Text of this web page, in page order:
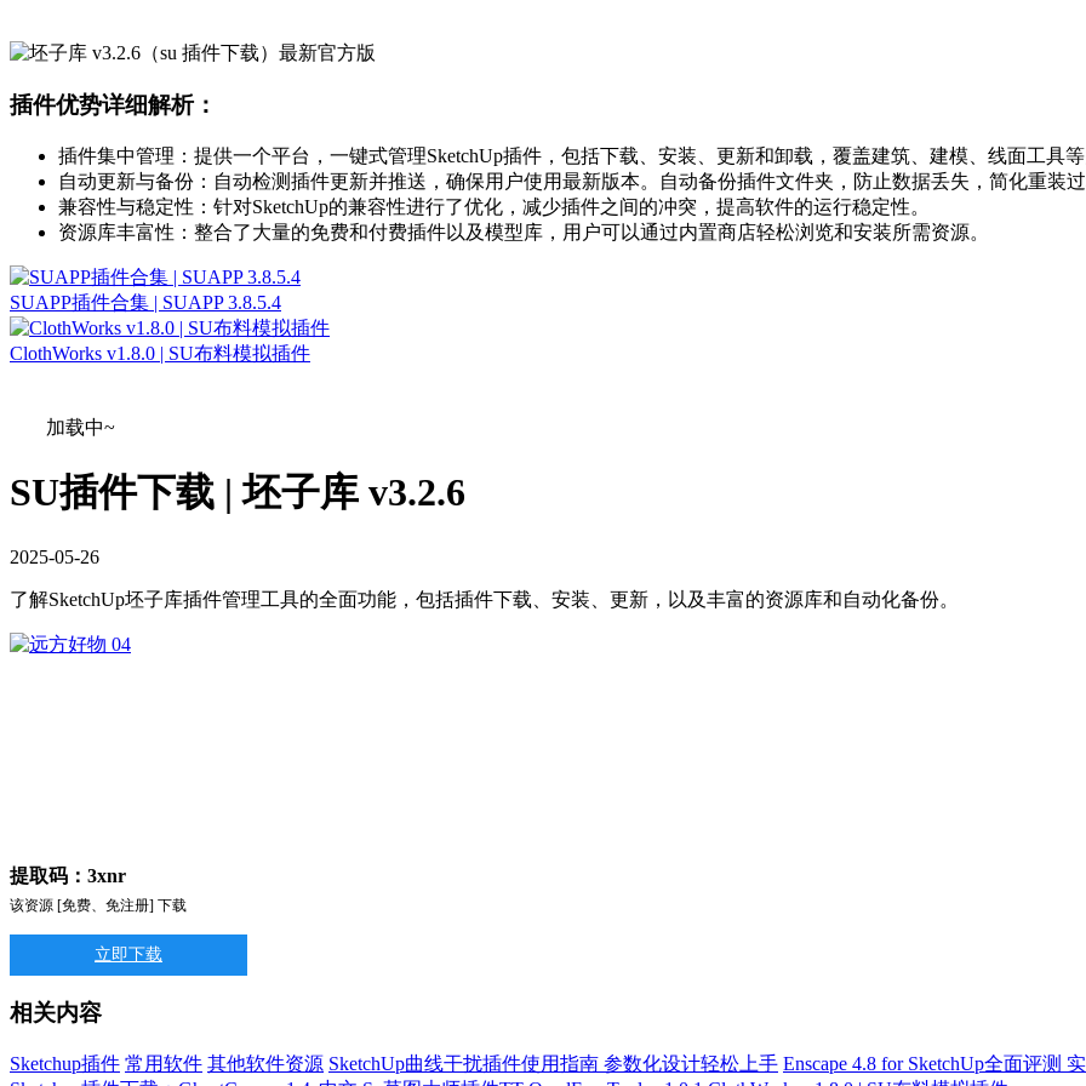
插件优势详细解析：
插件集中管理：提供一个平台，一键式管理SketchUp插件，包括下载、安装、更新和卸载，覆盖建筑、建模、线面工具等多
自动更新与备份：自动检测插件更新并推送，确保用户使用最新版本。自动备份插件文件夹，防止数据丢失，简化重装过程
兼容性与稳定性：针对SketchUp的兼容性进行了优化，减少插件之间的冲突，提高软件的运行稳定性。
资源库丰富性：整合了大量的免费和付费插件以及模型库，用户可以通过内置商店轻松浏览和安装所需资源。
SUAPP插件合集 | SUAPP 3.8.5.4
ClothWorks v1.8.0 | SU布料模拟插件
加载中~
SU插件下载 | 坯子库 v3.2.6
2025-05-26
了解SketchUp坯子库插件管理工具的全面功能，包括插件下载、安装、更新，以及丰富的资源库和自动化备份。
提取码：3xnr
该资源 [免费、免注册] 下载
立即下载
相关内容
Sketchup插件 常用软件 其他软件资源 SketchUp曲线干扰插件使用指南 参数化设计轻松上手 Enscape 4.8 for SketchUp全面评测